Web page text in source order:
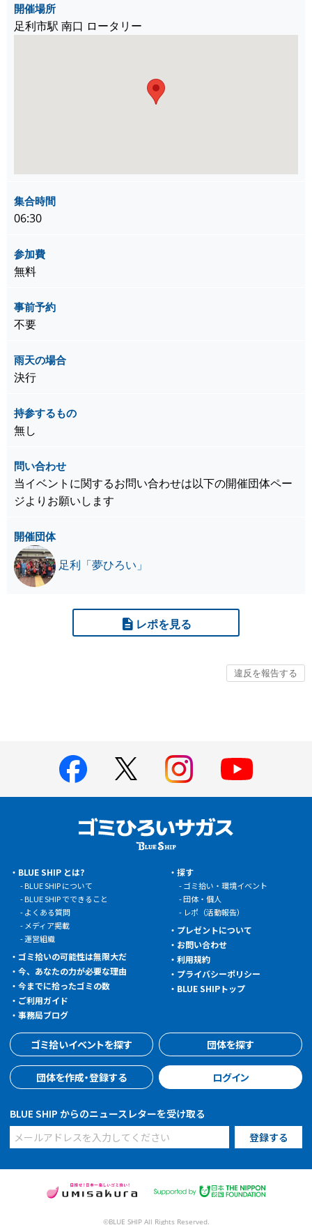
開催場所
足利市駅 南口 ロータリー
集合時間
06:30
参加費
無料
事前予約
不要
雨天の場合
決行
持参するもの
無し
問い合わせ
当イベントに関するお問い合わせは以下の開催団体ペー
ジよりお願いします
開催団体
足利「夢ひろい」
レポを見る
BLUE SHIP とは?
BLUE SHIP について
BLUE SHIP でできること
よくある質問
メディア掲載
運営組織
ゴミ拾いの可能性は無限大だ
今、あなたの力が必要な理由
今までに拾ったゴミの数
ご利用ガイド
事務局ブログ
探す
ゴミ拾い・環境イベント
団体・個人
レポ（活動報告）
プレゼントについて
お問い合わせ
利用規約
プライバシーポリシー
BLUE SHIPトップ
ゴミ拾いイベントを探す 団体を探す
団体を作成・登録する ログイン
BLUE SHIP からのニュースレターを受け取る
©BLUE SHIP All Rights Reserved.